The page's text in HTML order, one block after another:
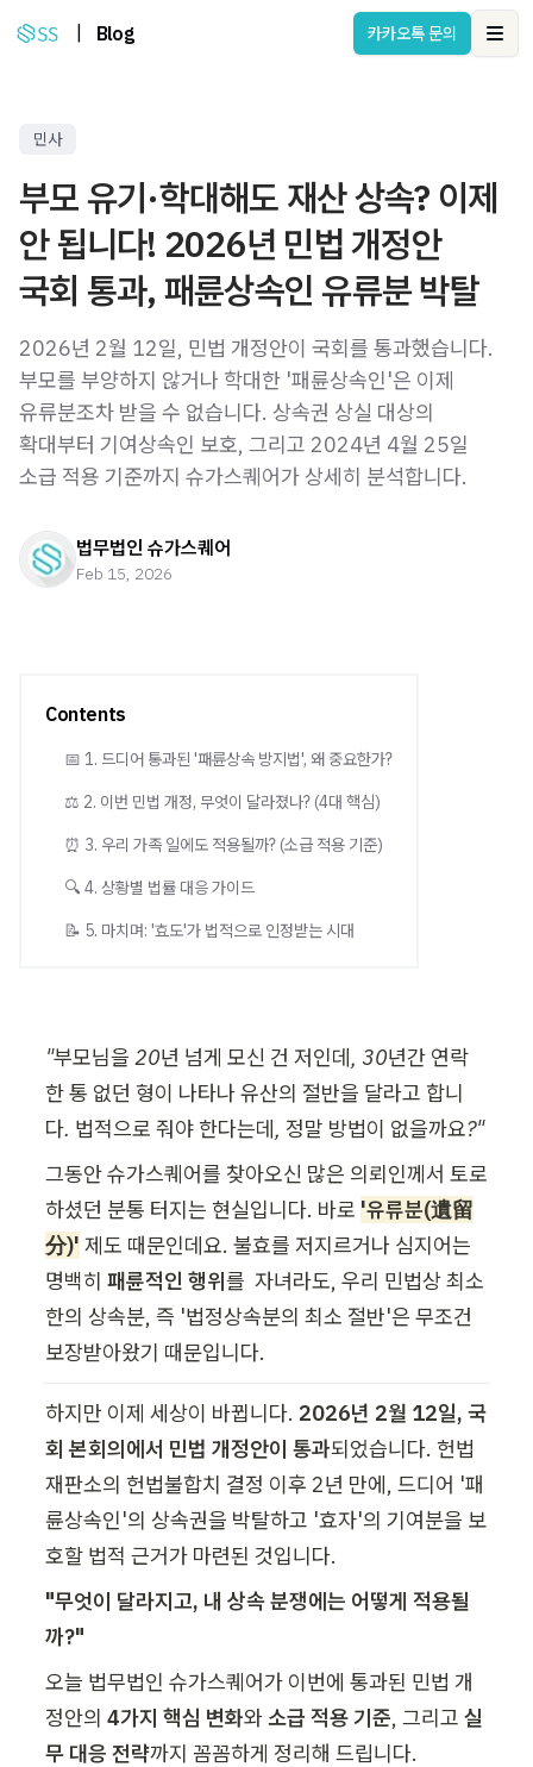
Blog 카카오톡 문의
민사
부모 유기·학대해도 재산 상속? 이제
안 됩니다! 2026년 민법 개정안
국회 통과, 패륜상속인 유류분 박탈
2026년 2월 12일, 민법 개정안이 국회를 통과했습니다.
부모를 부양하지 않거나 학대한 '패륜상속인'은 이제
유류분조차 받을 수 없습니다. 상속권 상실 대상의
확대부터 기여상속인 보호, 그리고 2024년 4월 25일
소급 적용 기준까지 슈가스퀘어가 상세히 분석합니다.
법무법인 슈가스퀘어
Feb 15, 2026
Contents
📅 1. 드디어 통과된 '패륜상속 방지법', 왜 중요한가?
⚖️ 2. 이번 민법 개정, 무엇이 달라졌나? (4대 핵심)
⏰ 3. 우리 가족 일에도 적용될까? (소급 적용 기준)
🔍 4. 상황별 법률 대응 가이드
📝 5. 마치며: '효도'가 법적으로 인정받는 시대
"부모님을 20년 넘게 모신 건 저인데, 30년간 연락
한 통 없던 형이 나타나 유산의 절반을 달라고 합니
다. 법적으로 줘야 한다는데, 정말 방법이 없을까요?"
그동안 슈가스퀘어를 찾아오신 많은 의뢰인께서 토로
하셨던 분통 터지는 현실입니다. 바로 '유류분(遺留
分)' 제도 때문인데요. 불효를 저지르거나 심지어는
명백히 패륜적인 행위를  자녀라도, 우리 민법상 최소
한의 상속분, 즉 '법정상속분의 최소 절반'은 무조건
보장받아왔기 때문입니다.
하지만 이제 세상이 바뀝니다. 2026년 2월 12일, 국
회 본회의에서 민법 개정안이 통과되었습니다. 헌법
재판소의 헌법불합치 결정 이후 2년 만에, 드디어 '패
륜상속인'의 상속권을 박탈하고 '효자'의 기여분을 보
호할 법적 근거가 마련된 것입니다.
"무엇이 달라지고, 내 상속 분쟁에는 어떻게 적용될
까?"
오늘 법무법인 슈가스퀘어가 이번에 통과된 민법 개
정안의 4가지 핵심 변화와 소급 적용 기준, 그리고 실
무 대응 전략까지 꼼꼼하게 정리해 드립니다.